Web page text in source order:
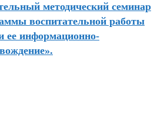
методический семинар
воспитательной работы
информационно-